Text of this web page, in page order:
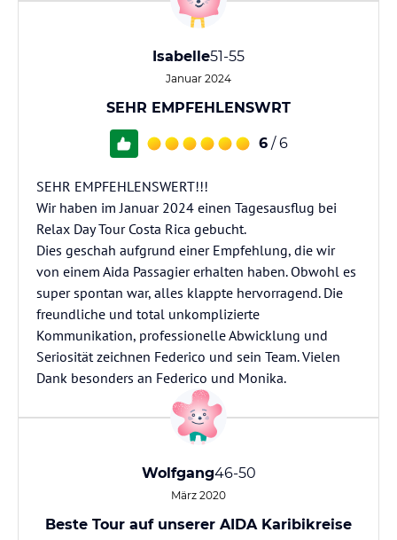
Isabelle51-55
Januar 2024
SEHR EMPFEHLENSWRT
6 / 6
SEHR EMPFEHLENSWERT!!!
Wir haben im Januar 2024 einen Tagesausflug bei
Relax Day Tour Costa Rica gebucht.
Dies geschah aufgrund einer Empfehlung, die wir
von einem Aida Passagier erhalten haben. Obwohl es
super spontan war, alles klappte hervorragend. Die
freundliche und total unkomplizierte
Kommunikation, professionelle Abwicklung und
Seriosität zeichnen Federico und sein Team. Vielen
Dank besonders an Federico und Monika.
Wolfgang46-50
März 2020
Beste Tour auf unserer AIDA Karibikreise